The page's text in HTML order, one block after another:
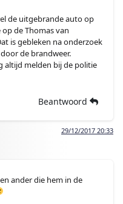
de uitgebrande auto op
de Thomas van
is gebleken na onderzoek
de brandweer.
altijd melden bij de politie
Beantwoord
29/12/2017 20:33
ander die hem in de